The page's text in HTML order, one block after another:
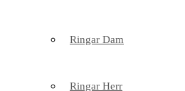
Ringar Dam
Ringar Herr